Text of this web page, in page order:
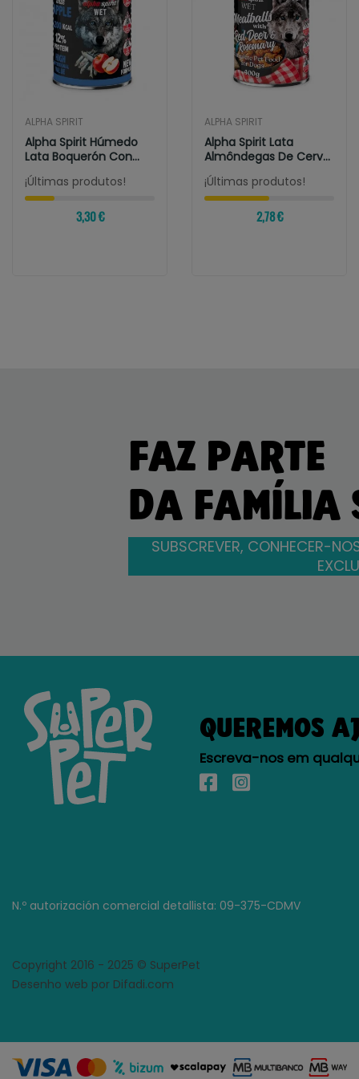
ALPHA SPIRIT
Alpha Spirit Húmedo
Lata Boquerón Con
Manzana Roja...
¡Últimas produtos!
3,30 €
ALPHA SPIRIT
Alpha Spirit Lata
Almôndegas De Cervo
E Alecrim 400gr
¡Últimas produtos!
2,78 €
FAZ PARTE
DA FAMÍLIA
SUBSCREVER, CONHECER-
QUEREMOS
Escreva-nos em
N.º autorización comercial detallista: 09-375-CDMV
Copyright 2016 - 2025 © SuperPet
Desenho web por Difadi.com